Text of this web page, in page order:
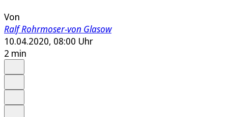
Von
Ralf Rohrmoser-von Glasow
10.04.2020, 08:00 Uhr
2 min